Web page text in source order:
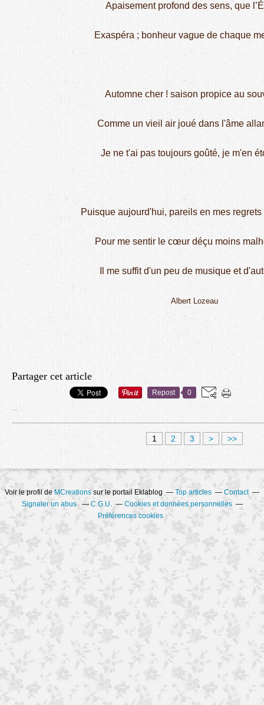
Apaisement profond des sens, que
Exaspéra ; bonheur vague de chaque
Automne cher ! saison propice au
Comme un vieil air joué dans l'âme
Je ne t'ai pas toujours goûté, je m'en
Puisque aujourd'hui, pareils en mes
Pour me sentir le cœur déçu moins
Il me suffit d'un peu de musique et
Albert Lozeau
Partager cet article
Repost 0
1 2 3 > >>
Voir le profil deMCreations sur le portail Eklablog Top articles
Contact
Signaler un abus
C.G.U.
Cookies et données personnelles
Préférences cookies